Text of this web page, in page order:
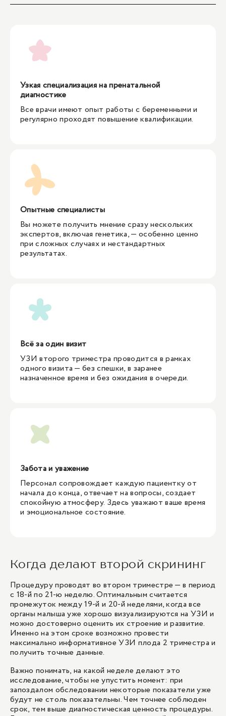
УЗИ 18-21недели беременности, д.м.н./главный
УЗИ 18-21недели беременности, к.м.н./доцент/
ведущий специалист
беременности
13 100 ₽
УЗИ при сроке 18-21неделя при многоплодной
беременности, к.м.н./доцент/ведущий специалист
17 900 ₽
Узкая специализация на пренатальной
диагностике
Все врачи имеют опыт работы с беременными и
регулярно проходят повышение квалификации.
Опытные специалисты
Вы можете получить мнение сразу нескольких
экспертов, включая генетика, — особенно ценно
при сложных случаях и нестандартных
результатах.
Всё за один визит
УЗИ второго триместра проводится в рамках
одного визита — без спешки, в заранее
назначенное время и без ожидания в очереди.
Забота и уважение
Персонал сопровождает каждую пациентку от
начала до конца, отвечает на вопросы, создает
спокойную атмосферу. Здесь уважают ваше время
и эмоциональное состояние.
Когда делают второй скрининг
Процедуру проводят во втором триместре — в период
с 18-й по 21-ю неделю. Оптимальным считается
промежуток между 19-й и 20-й неделями, когда все
органы малыша уже хорошо визуализируются на УЗИ и
можно достоверно оценить их строение и развитие.
Именно на этом сроке возможно провести
максимально информативное УЗИ плода 2 триместра и
получить точные данные.
Важно понимать, на какой неделе делают это
исследование, чтобы не упустить момент: при
запоздалом обследовании некоторые показатели уже
будут не столь показательны. Чем точнее соблюден
срок, тем выше диагностическая ценность процедуры.